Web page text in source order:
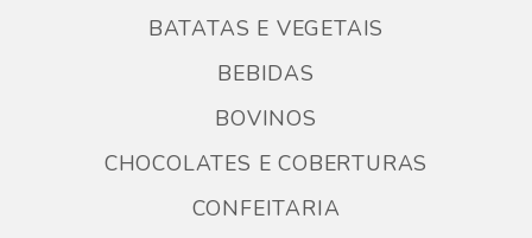
BATATAS E VEGETAIS
BEBIDAS
BOVINOS
CHOCOLATES E COBERTURAS
CONFEITARIA